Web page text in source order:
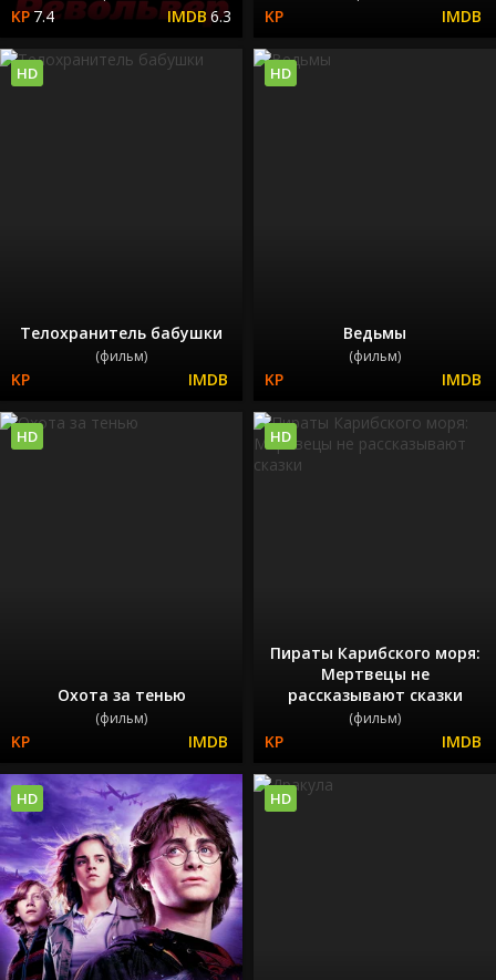
7.4 6.3
Телохранитель бабушки
(фильм)
HD
Ведьмы
(фильм)
HD
Охота за тенью
(фильм)
HD
Пираты Карибского моря:
Мертвецы не
рассказывают сказки
(фильм)
HD
HD HD